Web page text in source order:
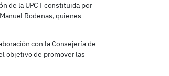
de la UPCT constituida por
Rodenas, quienes
con la Consejería de
objetivo de promover las